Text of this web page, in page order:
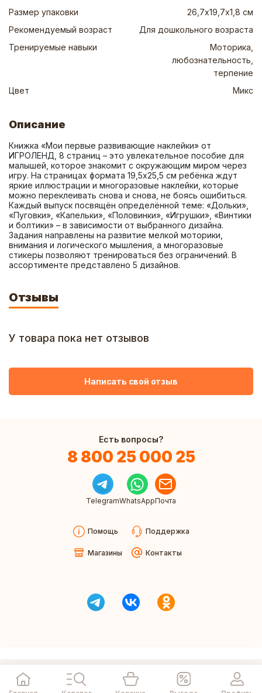
Размер упаковки
26,7х19,7х1,8 см
Рекомендуемый возраст
Для дошкольного возраста
Тренируемые навыки
Моторика,
любознательность,
терпение
Цвет
Микс
Описание
Книжка «Мои первые развивающие наклейки» от
ИГРОЛЕНД, 8 страниц – это увлекательное пособие для
малышей, которое знакомит с окружающим миром через
игру. На страницах формата 19,5х25,5 см ребёнка ждут
яркие иллюстрации и многоразовые наклейки, которые
можно переклеивать снова и снова, не боясь ошибиться.
Каждый выпуск посвящён определённой теме: «Дольки»,
«Пуговки», «Капельки», «Половинки», «Игрушки», «Винтики
и болтики» – в зависимости от выбранного дизайна.
Задания направлены на развитие мелкой моторики,
внимания и логического мышления, а многоразовые
стикеры позволяют тренироваться без ограничений. В
ассортименте представлено 5 дизайнов.
Отзывы
У товара пока нет отзывов
Написать свой отзыв
Есть вопросы?
8 800 25 000 25
TelegramWhatsAppПочта
Помощь Поддержка
Магазины Контакты